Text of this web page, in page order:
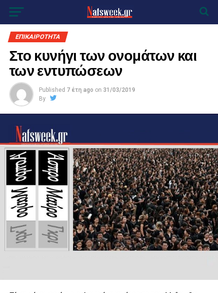
ΕΠΙΚΑΙΡΟΤΗΤΑ
Στο κυνήγι των ονομάτων και
των εντυπώσεων
Published 7 έτη ago on 31/03/2019
By